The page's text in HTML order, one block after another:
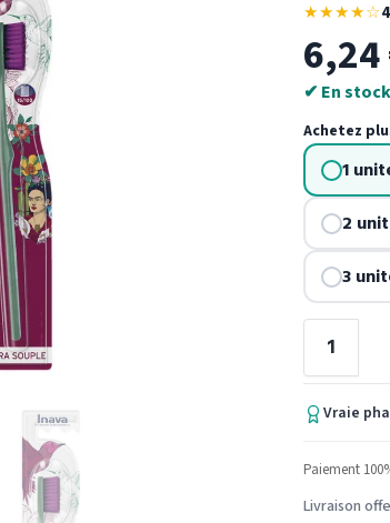
★★★★☆
6,24
✔ En stock
Achetez
1
2
3
Vraie
Paiement
Livraison